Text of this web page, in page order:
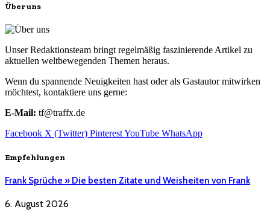
Über uns
Unser Redaktionsteam bringt regelmäßig faszinierende Artikel zu
aktuellen weltbewegenden Themen heraus.
Wenn du spannende Neuigkeiten hast oder als Gastautor mitwirken
möchtest, kontaktiere uns gerne:
E-Mail: tf@traffx.de
Facebook X (Twitter) PinterestYouTube WhatsApp
Empfehlungen
Frank Sprüche » Die besten Zitate und Weisheiten von Frank
6. August 2026